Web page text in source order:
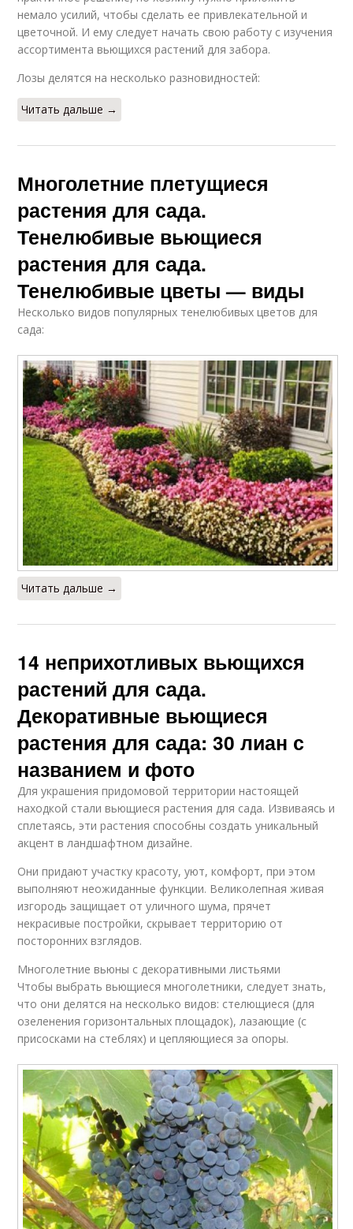
немало усилий, чтобы сделать ее привлекательной и
цветочной. И ему следует начать свою работу с изучения
ассортимента вьющихся растений для забора.
Лозы делятся на несколько разновидностей:
Читать дальше →
Многолетние плетущиеся
растения для сада.
Тенелюбивые вьющиеся
растения для сада.
Тенелюбивые цветы — виды
Несколько видов популярных тенелюбивых цветов для
сада:
Читать дальше →
14 неприхотливых вьющихся
растений для сада.
Декоративные вьющиеся
растения для сада: 30 лиан с
названием и фото
Для украшения придомовой территории настоящей
находкой стали вьющиеся растения для сада. Извиваясь и
сплетаясь, эти растения способны создать уникальный
акцент в ландшафтном дизайне.
Они придают участку красоту, уют, комфорт, при этом
выполняют неожиданные функции. Великолепная живая
изгородь защищает от уличного шума, прячет
некрасивые постройки, скрывает территорию от
посторонних взглядов.
Многолетние вьюны с декоративными листьями
Чтобы выбрать вьющиеся многолетники, следует знать,
что они делятся на несколько видов: стелющиеся (для
озеленения горизонтальных площадок), лазающие (с
присосками на стеблях) и цепляющиеся за опоры.